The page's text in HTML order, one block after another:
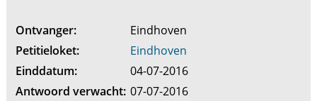
Ontvanger:
Eindhoven
Petitieloket:
Eindhoven
Einddatum:
04-07-2016
Antwoord verwacht: 07-07-2016